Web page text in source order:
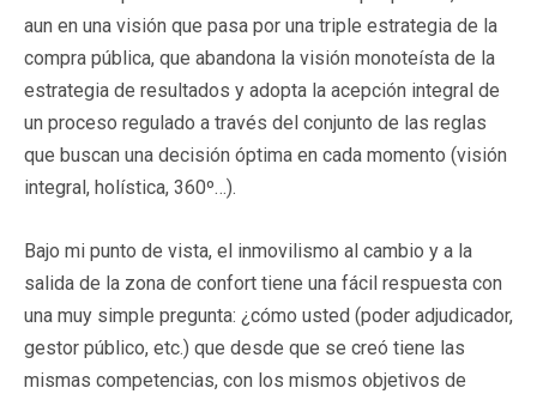
aun en una visión que pasa por una triple estrategia de la
compra pública, que abandona la visión monoteísta de la
estrategia de resultados y adopta la acepción integral de
un proceso regulado a través del conjunto de las reglas
que buscan una decisión óptima en cada momento (visión
integral, holística, 360º…).
Bajo mi punto de vista, el inmovilismo al cambio y a la
salida de la zona de confort tiene una fácil respuesta con
una muy simple pregunta: ¿cómo usted (poder adjudicador,
gestor público, etc.) que desde que se creó tiene las
mismas competencias, con los mismos objetivos de